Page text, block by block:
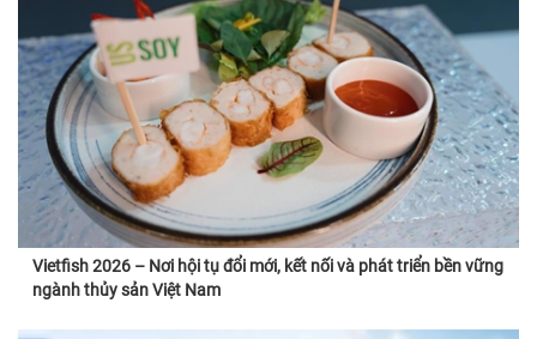
Vietfish 2026 – Nơi hội tụ đổi mới, kết nối và phát triển bền vững
ngành thủy sản Việt Nam